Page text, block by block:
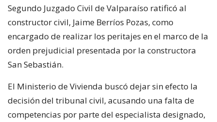
Segundo Juzgado Civil de Valparaíso ratificó al
constructor civil, Jaime Berríos Pozas, como
encargado de realizar los peritajes en el marco de la
orden prejudicial presentada por la constructora
San Sebastián.
El Ministerio de Vivienda buscó dejar sin efecto la
decisión del tribunal civil, acusando una falta de
competencias por parte del especialista designado,